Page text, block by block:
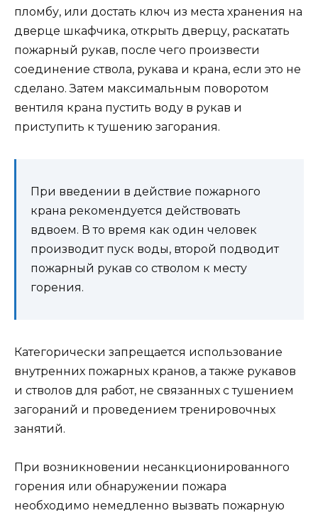
пломбу, или достать ключ из места хранения на
дверце шкафчика, открыть дверцу, раскатать
пожарный рукав, после чего произвести
соединение ствола, рукава и крана, если это не
сделано. Затем максимальным поворотом
вентиля крана пустить воду в рукав и
приступить к тушению загорания.
При введении в действие пожарного
крана рекомендуется действовать
вдвоем. В то время как один человек
производит пуск воды, второй подводит
пожарный рукав со стволом к месту
горения.
Категорически запрещается использование
внутренних пожарных кранов, а также рукавов
и стволов для работ, не связанных с тушением
загораний и проведением тренировочных
занятий.
При возникновении несанкционированного
горения или обнаружении пожара
необходимо немедленно вызвать пожарную